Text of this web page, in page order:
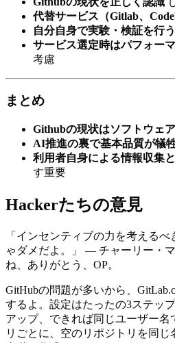
代替サービス（Gitlab、
自分自身で実験・検証を行
サービス選定時はパフォー
考慮
まとめ
Githubの現状はソフトウェ
AI推進の裏で基本品質が犠
利用者自身による情報収集
す重要
Hackerたちの意見
「インセンティブの力を考える
ゃダメだよ。」 — チャーリー・
ね、ありがとう、OP。
GitHubの問題が多いから、
するよ。設定はたったの3ステッ
アップ、できれば同じユーザー名
リごとに、空のリポジトリを同